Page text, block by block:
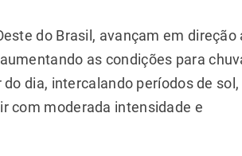
do Brasil, avançam em direção
as condições para
dia, intercalando períodos de sol,
com moderada intensidade e